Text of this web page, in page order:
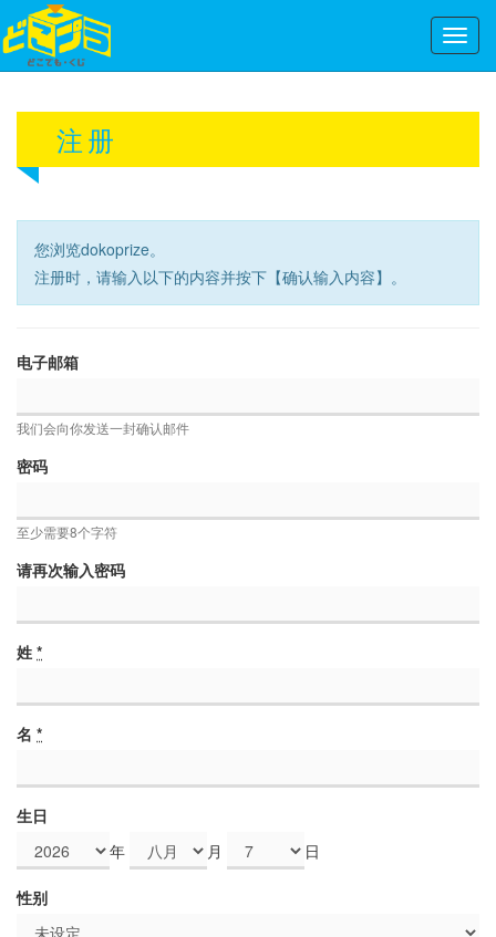
注册
您浏览dokoprize。
注册时，请输入以下的内容并按下【确认输入内容】。
电子邮箱
我们会向你发送一封确认邮件
密码
至少需要8个字符
请再次输入密码
姓 *
名 *
生日
年
月 日
性别